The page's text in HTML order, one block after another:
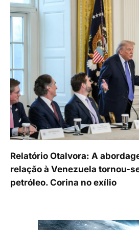
Relatório Otalvora: A
relação à Venezuela tornou-
petróleo. Corina no exílio